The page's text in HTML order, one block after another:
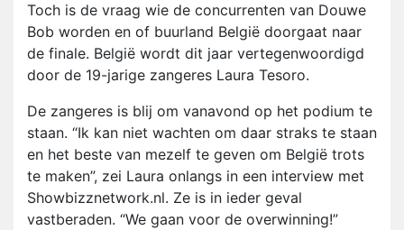
Toch is de vraag wie de concurrenten van Douwe
Bob worden en of buurland België doorgaat naar
de finale. België wordt dit jaar vertegenwoordigd
door de 19-jarige zangeres Laura Tesoro.
De zangeres is blij om vanavond op het podium te
staan. “Ik kan niet wachten om daar straks te staan
en het beste van mezelf te geven om België trots
te maken”, zei Laura onlangs in een interview met
Showbizznetwork.nl. Ze is in ieder geval
vastberaden. “We gaan voor de overwinning!”